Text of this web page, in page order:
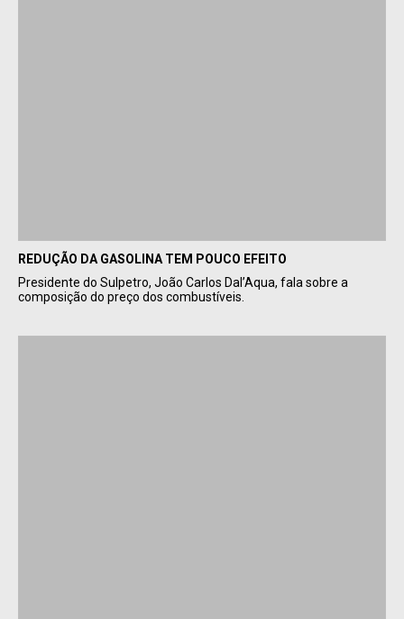
REDUÇÃO DA GASOLINA TEM POUCO EFEITO
Presidente do Sulpetro, João Carlos Dal’Aqua, fala sobre a
composição do preço dos combustíveis.